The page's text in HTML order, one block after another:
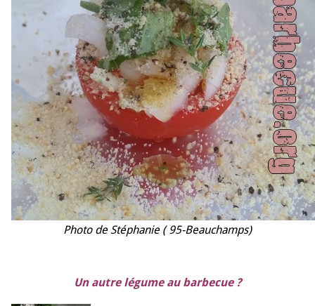
Photo de Stéphanie ( 95-Beauchamps)
Un autre légume au barbecue ?